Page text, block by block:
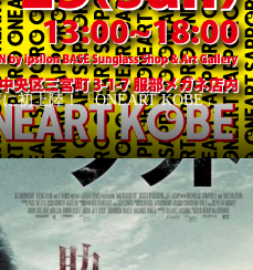
初上陸！「ONEART KOBE」